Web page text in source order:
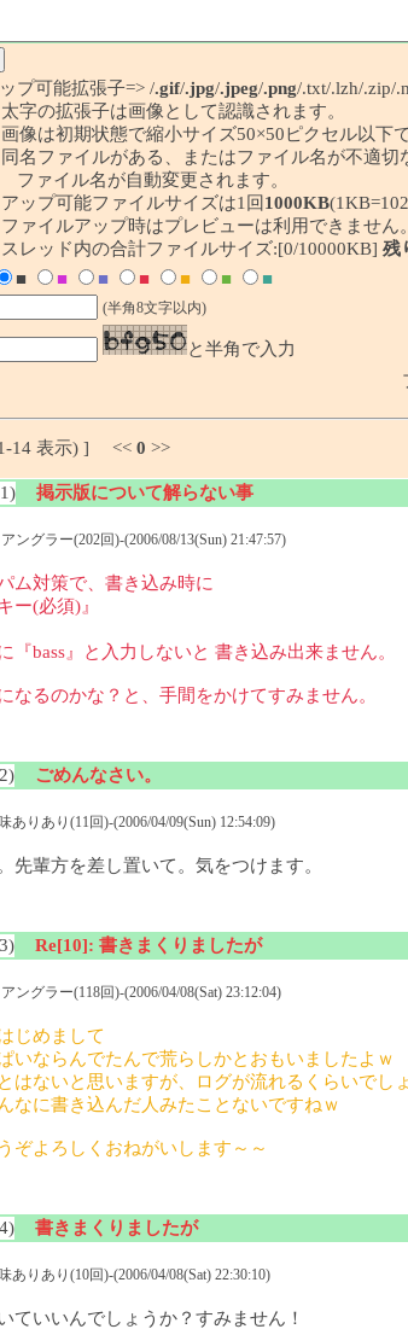
プ可能拡張子=> /.gif/.jpg/.jpeg/.png/.txt/.lzh/.zip/
字の拡張子は画像として認識されます。
像は初期状態で縮小サイズ50×50ピクセル以下
名ファイルがある、またはファイル名が不適切
ァイル名が自動変更されます。
ップ可能ファイルサイズは1回 1000KB
ァイルアップ時はプレビューは利用できません。
レッド内の合計ファイルサイズ:[0/10000KB] 残
■ ■ ■ ■ ■ ■
■
(半角8文字以内)
と半角で入力
14 表示) ] << 0 >>
掲示版について解らない事
ングラー(202回)-(2006/08/13(Sun) 21:47:57)
ム対策で、書き込み時に
ー(必須)』
『bass』と入力しないと 書き込み出来ません。
なるのかな？と、手間をかけてすみません。
ごめんなさい。
ありあり(11回)-(2006/04/09(Sun) 12:54:09)
先輩方を差し置いて。気をつけます。
Re[10]: 書きまくりましたが
ングラー(118回)-(2006/04/08(Sat) 23:12:04)
じめまして
いならんでたんで荒らしかとおもいましたよｗ
はないと思いますが、ログが流れるくらいでし
なに書き込んだ人みたことないですねｗ
ぞよろしくおねがいします～～
書きまくりましたが
ありあり(10回)-(2006/04/08(Sat) 22:30:10)
ていいんでしょうか？すみません！